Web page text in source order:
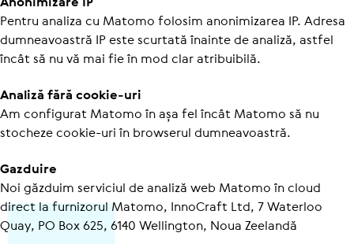
Pentru analiza cu Matomo folosim anonimizarea IP. Adresa
dumneavoastră IP este scurtată înainte de analiză, astfel
încât să nu vă mai fie în mod clar atribuibilă.
Analiză fără cookie-uri
Am configurat Matomo în așa fel încât Matomo să nu
stocheze cookie-uri în browserul dumneavoastră.
Gazduire
Noi găzduim serviciul de analiză web Matomo în cloud
direct la furnizorul Matomo, InnoCraft Ltd, 7 Waterloo
Quay, PO Box 625, 6140 Wellington, Noua Zeelandă